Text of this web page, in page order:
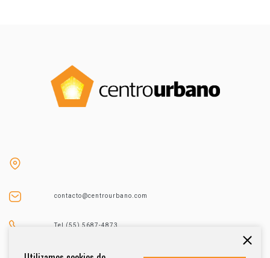
contacto@centrourbano.com
Tel (55) 5687-4873